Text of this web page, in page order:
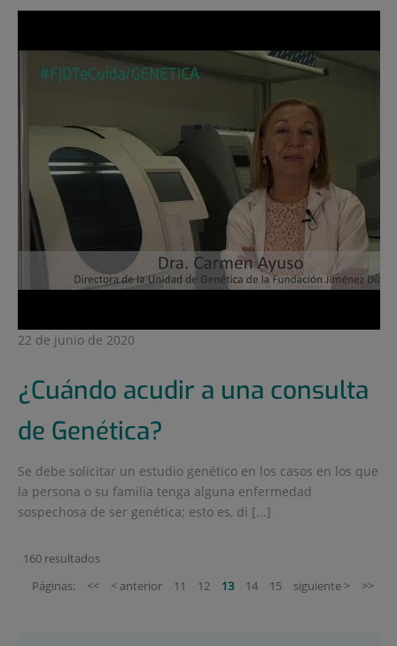
22 de junio de 2020
¿Cuándo acudir a una consulta
de Genética?
Se debe solicitar un estudio genético en los casos en los que
la persona o su familia tenga alguna enfermedad
sospechosa de ser genética; esto es, di [...]
160 resultados
Páginas:
<< < anterior 11 12 13 14 15 siguiente > >>